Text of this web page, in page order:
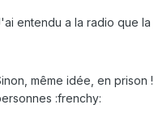
entendu a la radio que
même idée, en
:frenchy: